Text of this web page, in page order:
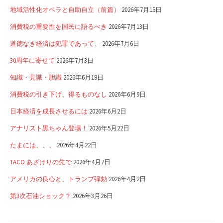
地域活性化オペラと自助自立（前篇） 2026年7月15日
消費税の重要性を国民に語るべき 2026年7月13日
道徳なき経済は犯罪であって、 2026年7月6日
30周年に寄せて 2026年7月3日
知識・見識・胆識 2026年6月19日
消費税の引き下げ、得るものなし 2026年6月9日
日本経済を成長させるには 2026年6月2日
アナリスト黒ちゃん登場！ 2026年5月22日
たまには、、、 2026年4月22日
TACO あざけりの先で 2026年4月7日
アメリカの良心と、トランプ弾劾 2026年4月2日
第3次石油ショック？ 2026年3月26日